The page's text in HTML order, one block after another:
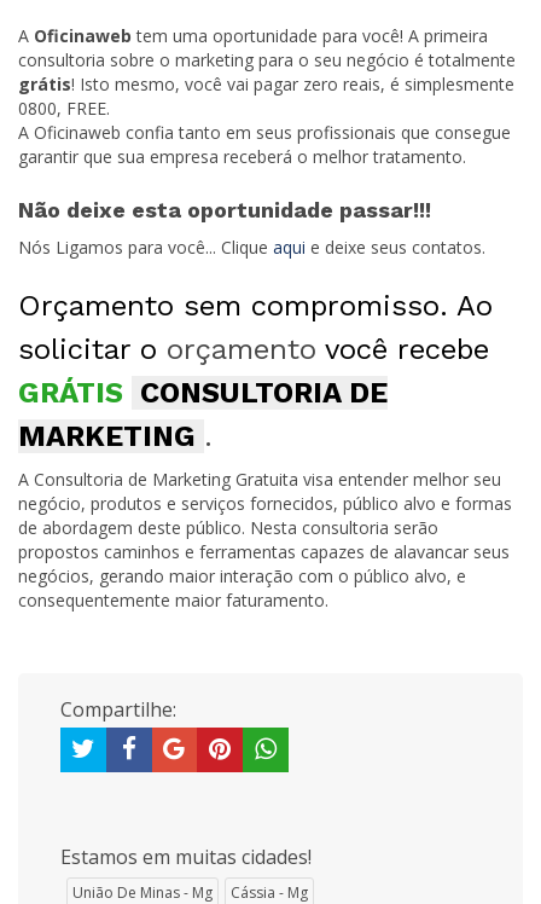
A Oficinaweb tem uma oportunidade para você! A primeira
consultoria sobre o marketing para o seu negócio é totalmente
grátis! Isto mesmo, você vai pagar zero reais, é simplesmente
0800, FREE.
A Oficinaweb confia tanto em seus profissionais que consegue
garantir que sua empresa receberá o melhor tratamento.
Não deixe esta oportunidade passar!!!
Nós Ligamos para você... Clique aqui e deixe seus contatos.
Orçamento sem compromisso. Ao
solicitar o orçamento você recebe
GRÁTIS CONSULTORIA DE
MARKETING .
A Consultoria de Marketing Gratuita visa entender melhor seu
negócio, produtos e serviços fornecidos, público alvo e formas
de abordagem deste público. Nesta consultoria serão
propostos caminhos e ferramentas capazes de alavancar seus
negócios, gerando maior interação com o público alvo, e
consequentemente maior faturamento.
Compartilhe:
Estamos em muitas cidades!
União De Minas - Mg
Cássia - Mg